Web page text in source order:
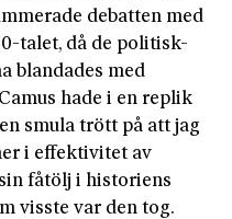
debatten med
talet, då de politisk-
blandades med
hade i en replik
smula trött på att jag
i effektivitet av
fåtölj i historiens
viss­te var den tog.